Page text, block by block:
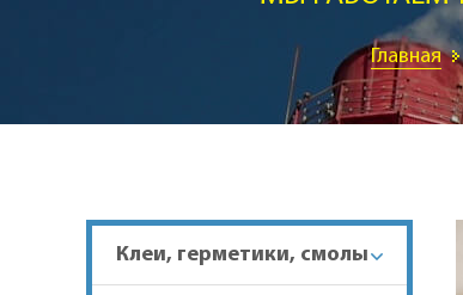
Главная
Клеи, герметики, смолы